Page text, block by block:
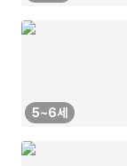
5~6세